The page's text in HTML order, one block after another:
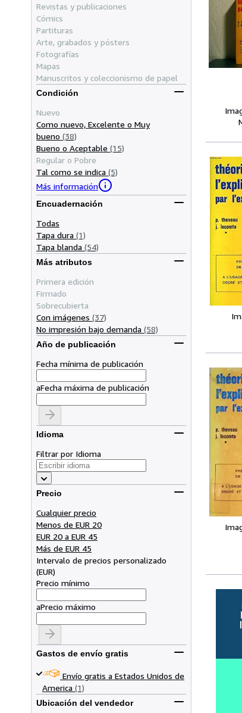
Revistas y publicaciones
Cómics
Partituras
Arte, grabados y pósters
Fotografías
Mapas
Manuscritos y coleccionismo de papel
Condición
Nuevo
Como nuevo, Excelente o Muy
bueno (38)
Bueno o Aceptable (15)
Regular o Pobre
Tal como se indica (5)
Más información
Encuadernación
Todas
Tapa dura (1)
Tapa blanda (54)
Más atributos
Primera edición
Firmado
Sobrecubierta
Con imágenes (37)
No impresión bajo demanda (58)
Año de publicación
Fecha mínima de publicación
aFecha máxima de publicación
Idioma
Filtrar por Idioma
Precio
Cualquier precio
Menos de EUR 20
EUR 20 a EUR 45
Más de EUR 45
Intervalo de precios personalizado
(EUR)
Precio mínimo
aPrecio máximo
Gastos de envío gratis
Envío gratis a Estados Unidos de
America (1)
Ubicación del vendedor